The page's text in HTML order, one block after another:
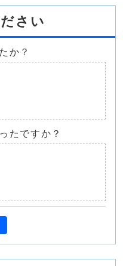
さい
か？
たですか？